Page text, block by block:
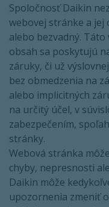
Spoločnosť Daikin
webovej stránke a
alebo bezvadný.
obsah sa poskytujú
záruky, či už
bez obmedzenia na
alebo implicitných
na určitý účel, v
zabezpečením,
stránky.
Webová stránka
chyby, nepresnosti
Daikin môže
upozornenia zmeniť